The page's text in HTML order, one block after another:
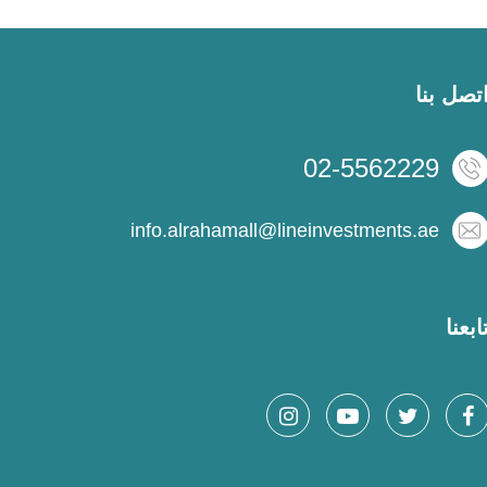
اتصل بنا
02-5562229
info.alrahamall@lineinvestments.ae